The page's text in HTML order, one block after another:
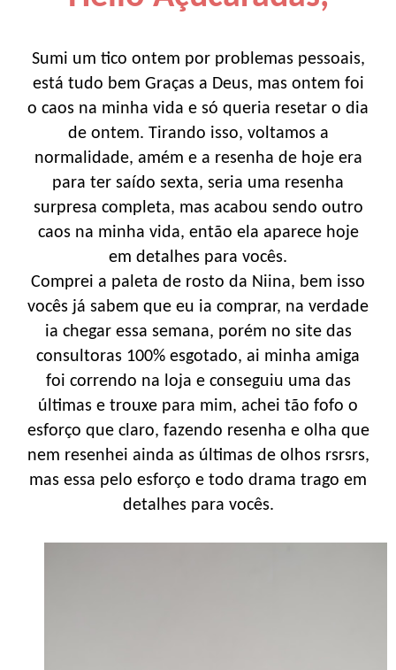
Sumi um tico ontem por problemas pessoais,
está tudo bem Graças a Deus, mas ontem foi
o caos na minha vida e só queria resetar o dia
de ontem. Tirando isso, voltamos a
normalidade, amém e a resenha de hoje era
para ter saído sexta, seria uma resenha
surpresa completa, mas acabou sendo outro
caos na minha vida, então ela aparece hoje
em detalhes para vocês.
Comprei a paleta de rosto da Niina, bem isso
vocês já sabem que eu ia comprar, na verdade
ia chegar essa semana, porém no site das
consultoras 100% esgotado, ai minha amiga
foi correndo na loja e conseguiu uma das
últimas e trouxe para mim, achei tão fofo o
esforço que claro, fazendo resenha e olha que
nem resenhei ainda as últimas de olhos rsrsrs,
mas essa pelo esforço e todo drama trago em
detalhes para vocês.